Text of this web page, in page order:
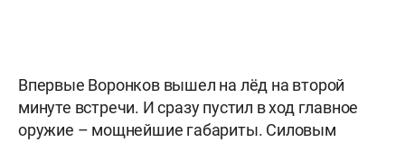
Впервые Воронков вышел на лёд на второй
минуте встречи. И сразу пустил в ход главное
оружие – мощнейшие габариты. Силовым